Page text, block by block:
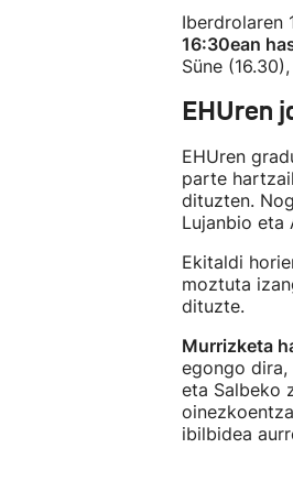
Iberdrolaren
16:30ean
Süne
EHUren
EHUren
parte
dituzten.
Lujanbio eta
Ekitaldi
moztuta
dituzte.
Murrizketa
egongo
eta Salbeko
ibilbidea